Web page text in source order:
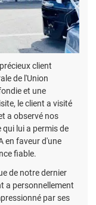
client
de l'Union
et une
le client a visité
a observé nos
lui a permis de
en faveur d'une
fiable.
de notre dernier
a personnellement
par ses